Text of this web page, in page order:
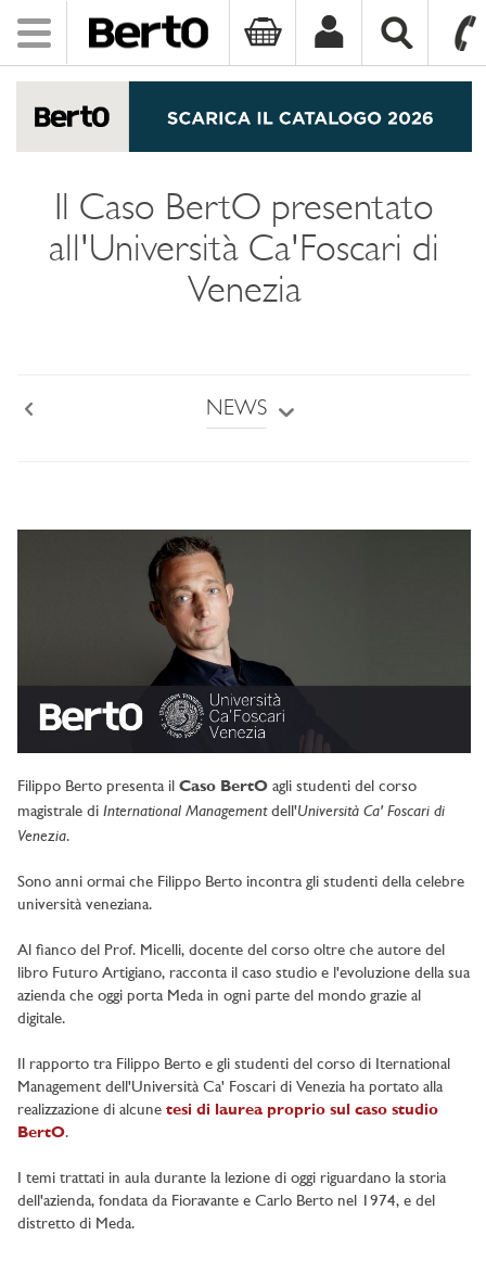
Toggle
navigation
Il Caso BertO presentato
all'Università Ca'Foscari di
Venezia
NEWS
Filippo Berto presenta il Caso BertO agli studenti del corso
magistrale di International Managementdell'Università Ca' Foscari di
Venezia.
Sono anni ormai che Filippo Berto incontra gli studenti della celebre
università veneziana.
Al fianco del Prof. Micelli, docente del corso oltre che autore del
libro Futuro Artigiano, racconta il caso studio e l'evoluzione della sua
azienda che oggi porta Meda in ogni parte del mondo grazie al
digitale.
Il rapporto tra Filippo Berto e gli studenti del corso di Iternational
Management dell'Università Ca' Foscari di Venezia ha portato alla
realizzazione di alcune tesi di laurea proprio sul caso studio
BertO.
I temi trattati in aula durante la lezione di oggi riguardano la storia
dell'azienda, fondata da Fioravante e Carlo Berto nel 1974, e del
distretto di Meda.